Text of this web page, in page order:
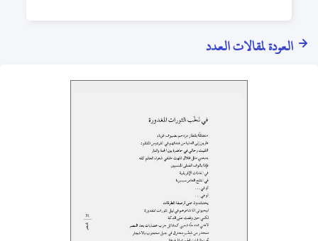
العودة لمقالات العدد